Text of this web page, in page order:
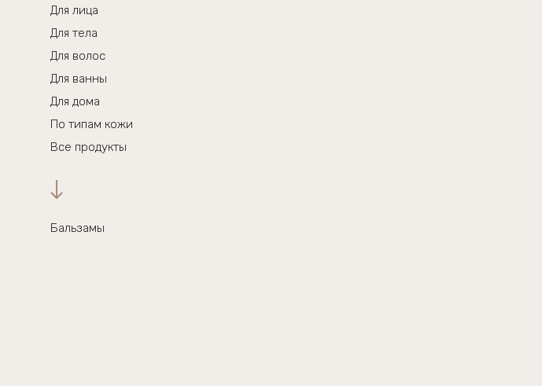
Для лица
Для тела
Для волос
Для ванны
Для дома
По типам кожи
Все продукты
Бальзамы